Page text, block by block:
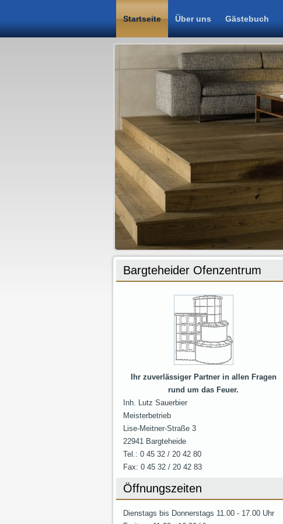
Startseite Über uns Gästebuch
Bargteheider Ofenzentrum
Ihr zuverlässiger Partner in allen Fragen
rund um das Feuer.
Inh. Lutz Sauerbier
Meisterbetrieb
Lise-Meitner-Straße 3
22941 Bargteheide
Tel.: 0 45 32 / 20 42 80
Fax: 0 45 32 / 20 42 83
Öffnungszeiten
Dienstags bis Donnerstags 11.00 - 17.00 Uhr